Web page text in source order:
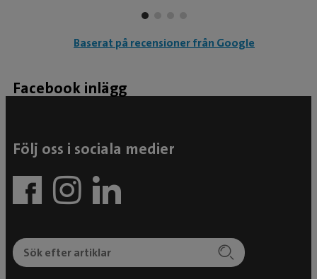
informerade om att de behövde en sista uppföljning.
noggrant, även medicinering under rehab hemma.
Baserat på recensioner från Google
Facebook inlägg
Följ oss i sociala medier